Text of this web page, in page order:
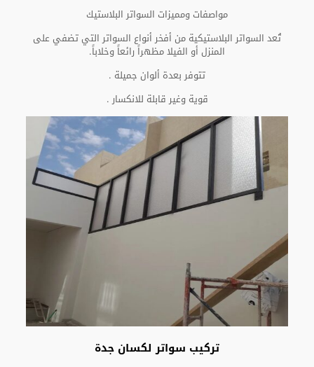
مواصفات ومميزات السواتر البلاستيك
تُعد السواتر البلاستيكية من أفخر أنواع السواتر التي تضفي على
المنزل أو الفيلا مظهراً رائعاً وخلاباً.
تتوفر بعدة ألوان جميلة .
قوية وغير قابلة للانكسار .
تركيب سواتر لكسان جدة